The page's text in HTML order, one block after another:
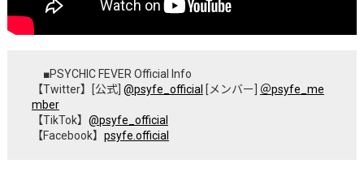
■PSYCHIC FEVER Official Info
【Twitter】
[公式] @psyfe_official [メンバー] ＠psyfe_me
mber
【TikTok】 @psyfe_official
【Facebook】 psyfe.official